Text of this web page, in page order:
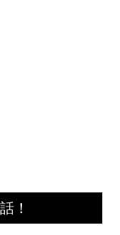
！